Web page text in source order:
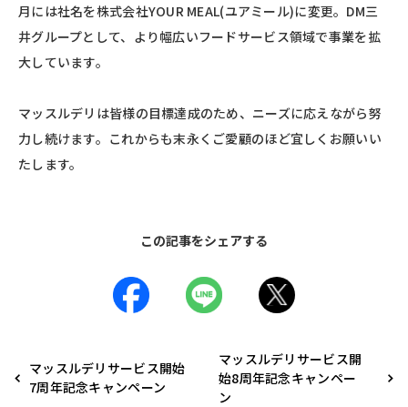
月には社名を株式会社YOUR MEAL(ユアミール)に変更。DM三
井グループとして、より幅広いフードサービス領域で事業を拡
大しています。
マッスルデリは皆様の目標達成のため、ニーズに応えながら努
力し続けます。これからも末永くご愛顧のほど宜しくお願いい
たします。
この記事をシェアする
マッスルデリサービス開始
7周年記念キャンペーン
マッスルデリサービス開
始8周年記念キャンペー
ン